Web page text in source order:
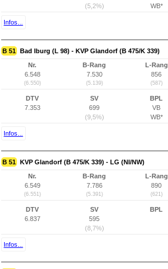
(5,2%)
WB*
Infos...
B 51 Bad Iburg (L 98) - KVP Glandorf (B 475/K 339)
Nr.
6.548
(6.550)
B-Rang
7.530
(5.139)
L-Rang
856
(587)
DTV
7.353
SV
699
(9,5%)
BPL
VB
WB*
Infos...
B 51 KVP Glandorf (B 475/K 339) - LG (NI/NW)
Nr.
6.549
(6.551)
B-Rang
7.786
(5.391)
L-Rang
890
(621)
DTV
6.837
SV
595
(8,7%)
BPL
Infos...